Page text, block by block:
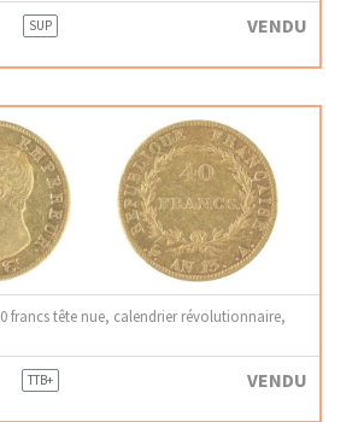
SUP VENDU
francs tête nue, calendrier révolutionnaire,
TTB+ VENDU